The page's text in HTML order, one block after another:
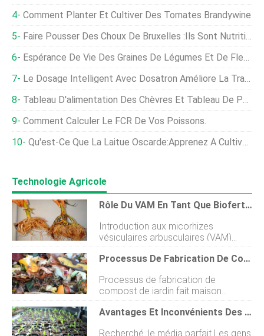
Comment Planter Et Cultiver Des Tomates Brandywine
Faire Pousser Des Choux De Bruxelles :ils Sont Nutritifs Et Délicieux !
Espérance De Vie Des Graines De Légumes Et De Fleurs
Le Dosage Intelligent Avec Dosatron Améliore La Traçabilité
Tableau D'alimentation Des Chèvres Et Tableau De Poids Des Chèvres - Un Guide Complet
Comment Calculer Le FCR De Vos Poissons.
Qu'est-Ce Que La Laitue Oscarde:Apprenez À Cultiver Des Plants De Laitue Oscarde
Technologie Agricole
Rôle Du VAM En Tant Que Biofertilisants Végétaux
Introduction aux micorhizes
vésiculaires arbusculaires (VAM)
Tirant son nom des mots grecs pour
champignon et champignon,
lagriculture en tant que biofertilisant .
Ladoption de biofertilisants
augmente dannée en année pour
tenter de séloigner de lutilisation
traditionnelle de les engrais et leurs
Processus De Fabrication De Compost De Jardin, Pas, Et Guide
Processus de fabrication de
compost de jardin fait maison
Aujourdhui, laissez-nous discuter de
Processus de fabrication de
Avantages Et Inconvénients Des Bouchons De Semis Liés Aux Polymères
Recherché :le média parfait Les gens